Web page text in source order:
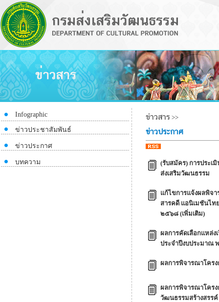
Infographic
ข่าวประชาสัมพันธ์
ข่าวประกาศ
บทความ
ข่าวสาร >>
ข่าวประกาศ
(รับสมัคร) การประเ
ส่งเสริมวัฒนธรรม
แก้ไขการแจ้งผลพิจ
สารคดี แอนิเมชันไท
๒๕๖๘ (เพิ่มเติม)
ผลการคัดเลือกแหล่ง
ประจำปีงบประมาณ
ผลการพิจารณาโคร
ผลการพิจารณาโครง
วัฒนธรรมสร้างสรรค์